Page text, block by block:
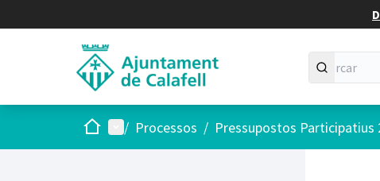
Inici Menú principal
/ Processos / Pressupostos Participatius